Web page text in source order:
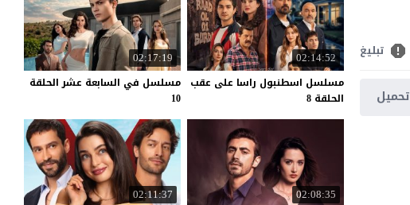
تبليغ
تحميل
02:14:52
مسلسل اسطنبول راسا على عقب
الحلقة 8
02:17:19
مسلسل في السابعة عشر الحلقة
10
02:08:35
02:11:37